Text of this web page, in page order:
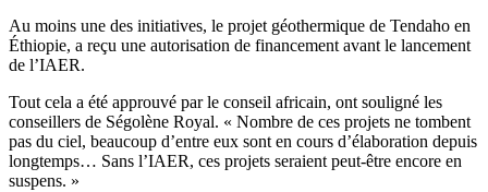
Au moins une des initiatives, le projet géothermique de Tendaho en
Éthiopie, a reçu une autorisation de financement avant le lancement
de l’IAER.
Tout cela a été approuvé par le conseil africain, ont souligné les
conseillers de Ségolène Royal. « Nombre de ces projets ne tombent
pas du ciel, beaucoup d’entre eux sont en cours d’élaboration depuis
longtemps… Sans l’IAER, ces projets seraient peut-être encore en
suspens. »